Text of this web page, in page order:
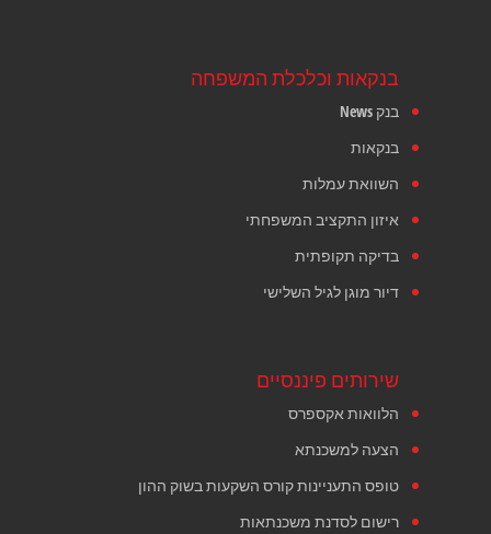
בנקאות וכלכלת המשפחה
בנק News
בנקאות
השוואת עמלות
איזון התקציב המשפחתי
בדיקה תקופתית
דיור מוגן לגיל השלישי
שירותים פיננסיים
הלוואות אקספרס
הצעה למשכנתא
טופס התעניינות קורס השקעות בשוק ההון
רישום לסדנת משכנתאות